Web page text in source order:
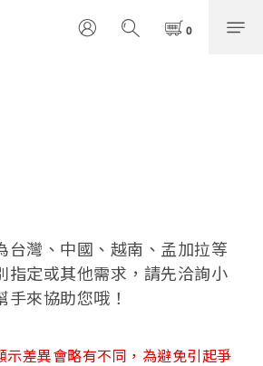
台灣、中國、越南、孟加拉等
指定或其他需求，請先洽詢小
手來協助您哦！
差異會略有不同，為避免引起爭